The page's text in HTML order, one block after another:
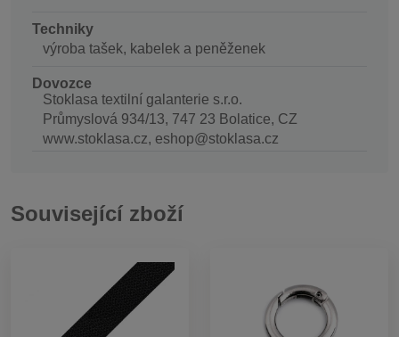
Techniky
výroba tašek, kabelek a peněženek
Dovozce
Stoklasa textilní galanterie s.r.o.
Průmyslová 934/13, 747 23 Bolatice, CZ
www.stoklasa.cz, eshop@stoklasa.cz
Související zboží